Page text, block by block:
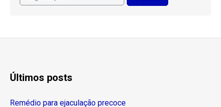
Últimos posts
Remédio para ejaculação precoce